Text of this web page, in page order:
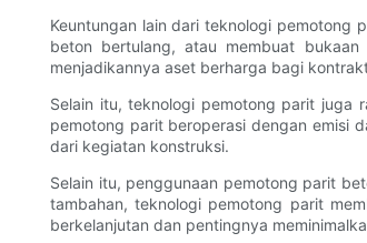
Keuntungan lain dari teknologi pemotong
beton bertulang, atau membuat
menjadikannya aset berharga bagi
Selain itu, teknologi pemotong parit juga
pemotong parit beroperasi dengan emisi
dari kegiatan konstruksi.
Selain itu, penggunaan pemotong parit
tambahan, teknologi pemotong parit
berkelanjutan dan pentingnya